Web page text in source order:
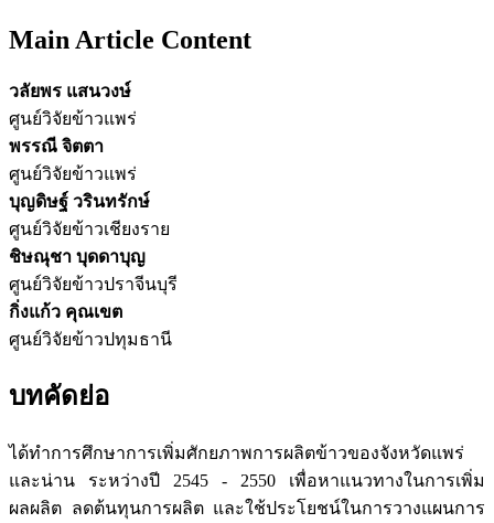
Main Article Content
วลัยพร แสนวงษ์
ศูนย์วิจัยข้าวแพร่
พรรณี จิตตา
ศูนย์วิจัยข้าวแพร่
บุญดิษฐ์ วรินทรักษ์
ศูนย์วิจัยข้าวเชียงราย
ชิษณุชา บุดดาบุญ
ศูนย์วิจัยข้าวปราจีนบุรี
กิ่งแก้ว คุณเขต
ศูนย์วิจัยข้าวปทุมธานี
บทคัดย่อ
ได้ทำการศึกษาการเพิ่มศักยภาพการผลิตข้าวของจังหวัดแพร่
และน่าน ระหว่างปี 2545 - 2550 เพื่อหาแนวทางในการเพิ่ม
ผลผลิต ลดต้นทุนการผลิต และใช้ประโยชน์ในการวางแผนการ